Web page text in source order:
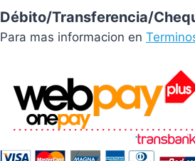
Débito/Transferencia/
Para mas informacion en